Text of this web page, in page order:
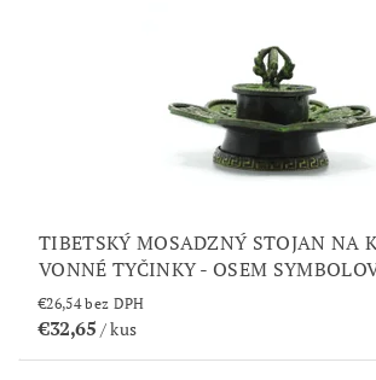
TIBETSKÝ MOSADZNÝ STOJAN NA
VONNÉ TYČINKY - OSEM
€26,54 bez DPH
€32,65 / kus